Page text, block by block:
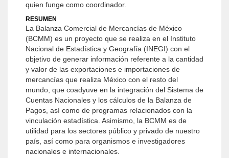
quien funge como coordinador.
RESUMEN
La Balanza Comercial de Mercancías de México
(BCMM) es un proyecto que se realiza en el Instituto
Nacional de Estadística y Geografía (INEGI) con el
objetivo de generar información referente a la cantidad
y valor de las exportaciones e importaciones de
mercancías que realiza México con el resto del
mundo, que coadyuve en la integración del Sistema de
Cuentas Nacionales y los cálculos de la Balanza de
Pagos, así como de programas relacionados con la
vinculación estadística. Asimismo, la BCMM es de
utilidad para los sectores público y privado de nuestro
país, así como para organismos e investigadores
nacionales e internacionales.